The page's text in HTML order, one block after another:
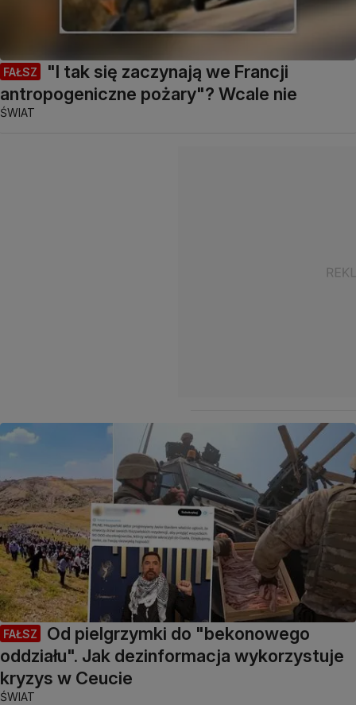
FAŁSZ
"I tak się zaczynają we Francji
antropogeniczne pożary"? Wcale nie
ŚWIAT
FAŁSZ
Od pielgrzymki do "bekonowego
oddziału". Jak dezinformacja wykorzystuje
kryzys w Ceucie
ŚWIAT